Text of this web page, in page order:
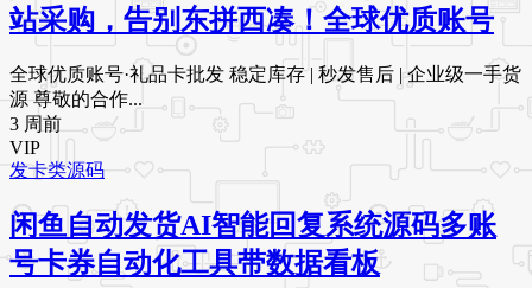
站采购，告别东拼西凑！全球优质账号
全球优质账号·礼品卡批发 稳定库存 | 秒发售后 | 企业级一手货
源 尊敬的合作...
3 周前
VIP
发卡类源码
闲鱼自动发货AI智能回复系统源码多账
号卡券自动化工具带数据看板